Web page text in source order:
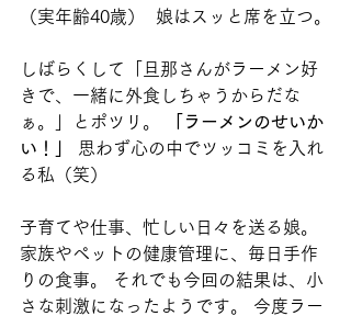
（実年齢40歳）  娘はスッと席を立つ。
しばらくして「旦那さんがラーメン好
きで、一緒に外食しちゃうからだな
ぁ。」とポツリ。
「ラーメンのせいか
い！」
思わず心の中でツッコミを入れ
る私（笑）
子育てや仕事、忙しい日々を送る娘。
家族やペットの健康管理に、毎日手作
りの食事。 それでも今回の結果は、小
さな刺激になったようです。 今度ラー